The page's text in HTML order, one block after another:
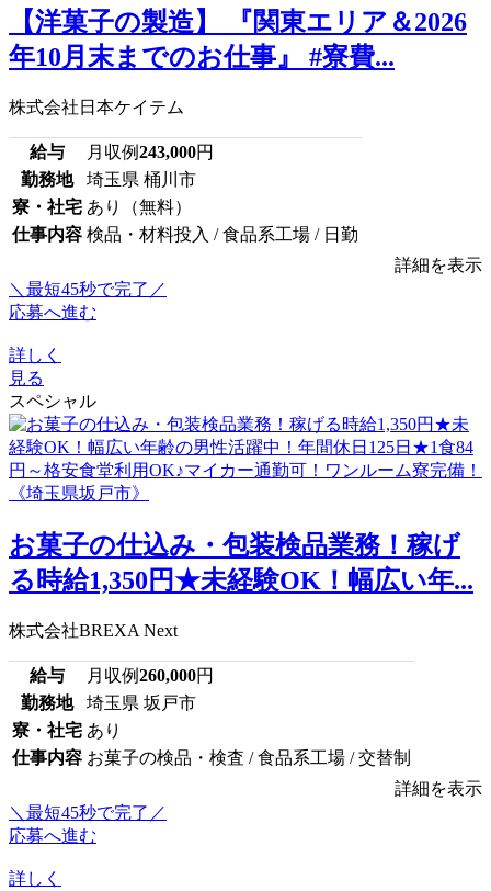
【洋菓子の製造】 『関東エリア＆2026
年10月末までのお仕事』 #寮費...
株式会社日本ケイテム
給与 月収例243,000円
勤務地
埼玉県 桶川市
寮・社宅 あり（無料）
仕事内容 検品・材料投入 / 食品系工場 / 日勤
詳細を表示
＼最短45秒で完了／
応募へ進む
詳しく
見る
スペシャル
お菓子の仕込み・包装検品業務！稼げ
る時給1,350円★未経験OK！幅広い年...
株式会社BREXA Next
給与 月収例260,000円
勤務地
埼玉県 坂戸市
寮・社宅 あり
仕事内容 お菓子の検品・検査 / 食品系工場 / 交替制
詳細を表示
＼最短45秒で完了／
応募へ進む
詳しく